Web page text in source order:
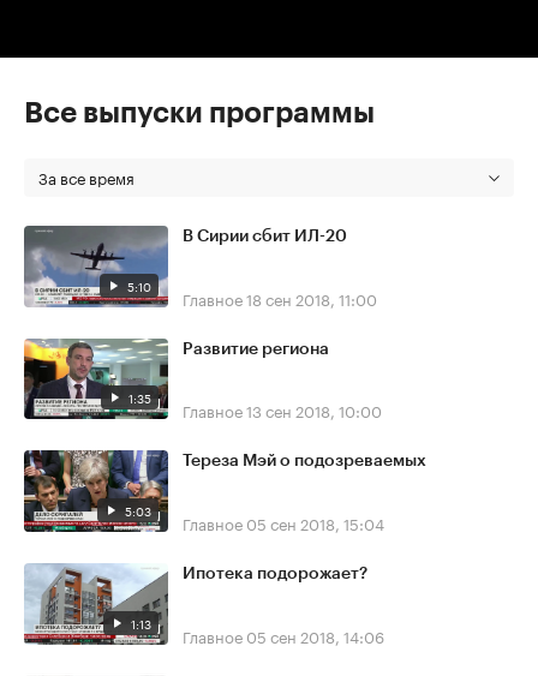
Все выпуски программы
За все время
5:10
В Сирии сбит ИЛ-20
Главное18 сен 2018, 11:00
1:35
Развитие региона
Главное13 сен 2018, 10:00
5:03
Тереза Мэй о подозреваемых
Главное 05 сен 2018, 15:04
1:13
Ипотека подорожает?
Главное 05 сен 2018, 14:06